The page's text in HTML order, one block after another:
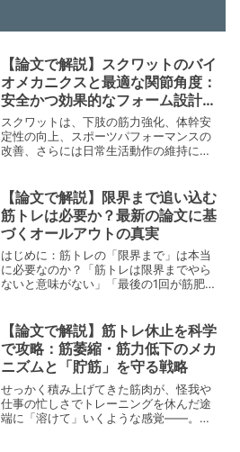
【論文で解説】スクワットのバイ
オメカニクスと最適な関節角度：
安全かつ効果的なフォーム設計の
ために
スクワットは、下肢の筋力強化、体幹安
定性の向上、スポーツパフォーマンスの
改善、さらには日常生活動作の維持にお
に「しゃがむ」動作だけで決まるもので
はありません。体幹、下腿...
【論文で解説】限界まで追い込む
筋トレは必要か？最新の論文に基
づくオールアウトの真実
はじめに：筋トレの「限界まで」は本当
に必要なのか？「筋トレは限界までやら
ないと意味がない」「最後の1回が筋肥大
レーニング現場では、筋肉を「追い込
む」ことが成果につながる...
【論文で解説】筋トレ休止を科学
で攻略：筋萎縮・筋力低下のメカ
ニズムと「貯筋」を守る戦略
せっかく積み上げてきた筋肉が、怪我や
仕事の忙しさでトレーニングを休んだ途
端に「溶けて」いくような感覚――。ト